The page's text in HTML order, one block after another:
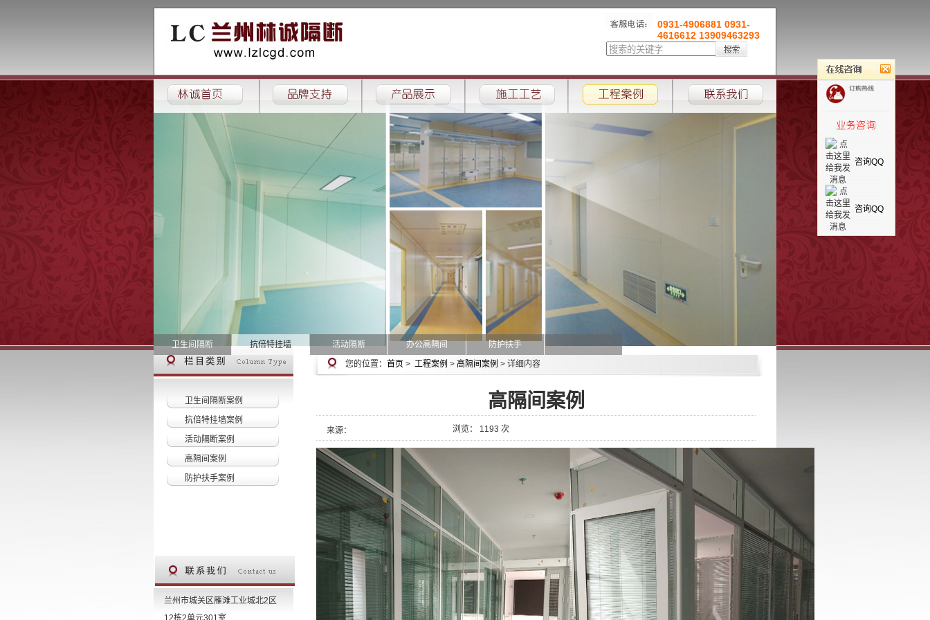
咨询QQ
咨询QQ
0931-4906881 0931-
4616612 13909463293
卫生间隔断 抗倍特挂墙 活动隔断 办公高隔间 防护扶手
高隔间案例
来源： 浏览： 1193 次
卫生间隔断案例
抗倍特挂墙案例
活动隔断案例
高隔间案例
防护扶手案例
兰州市城关区雁滩工业城北2区
12栋2单元301室
您的位置： 首页 > 工程案例 > 高隔间案例 > 详细内容